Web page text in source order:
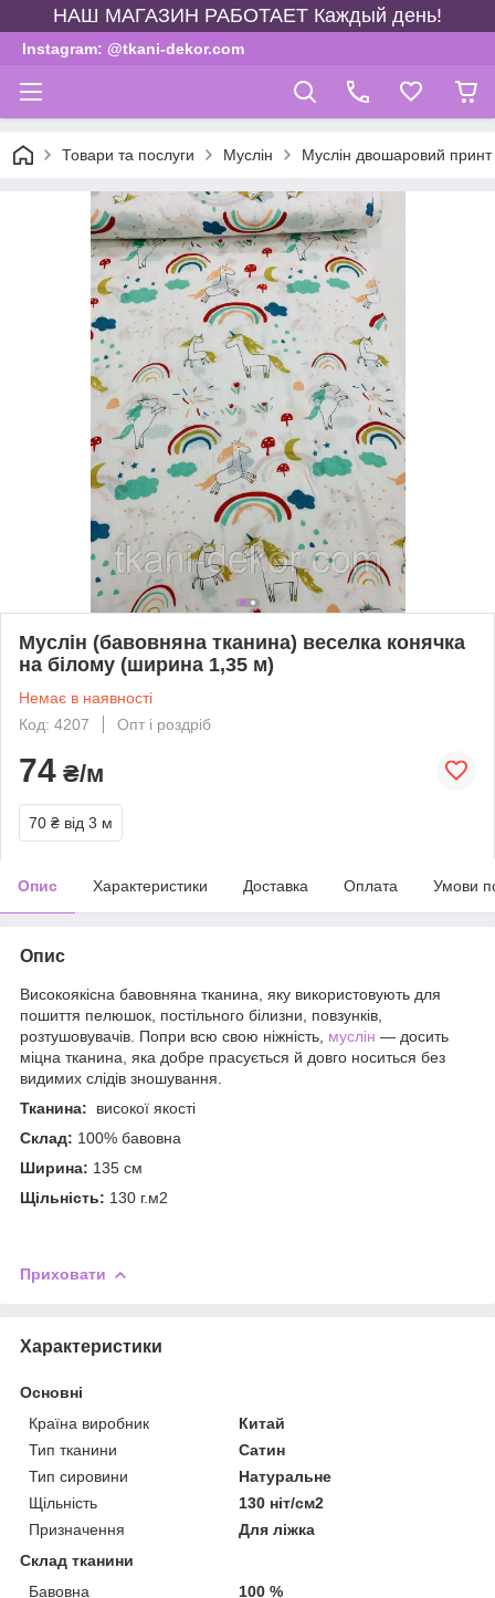
НАШ МАГАЗИН РАБОТАЕТ Каждый день!
Instagram: @tkani-dekor.com
Товари та послуги Муслін Муслін двошаровий принт
Муслін (бавовняна тканина) веселка конячка
на білому (ширина 1,35 м)
Немає в наявності
Код: 4207
Опт і роздріб
74 ₴/м
70 ₴ від 3 м
Опис Характеристики Доставка Оплата Умови
Опис
Високоякісна бавовняна тканина, яку використовують для
пошиття пелюшок, постільного білизни, повзунків,
розтушовувачів. Попри всю свою ніжність, муслін — досить
міцна тканина, яка добре прасується й довго носиться без
видимих слідів зношування.
Тканина:
високої якості
Склад: 100% бавовна
Ширина: 135 см
Щільність: 130 г.м2
Приховати
Характеристики
Основні
Країна виробник
Китай
Тип тканини
Сатин
Тип сировини
Натуральне
Щільність
130 ніт/см2
Призначення
Для ліжка
Склад тканини
Бавовна
100 %